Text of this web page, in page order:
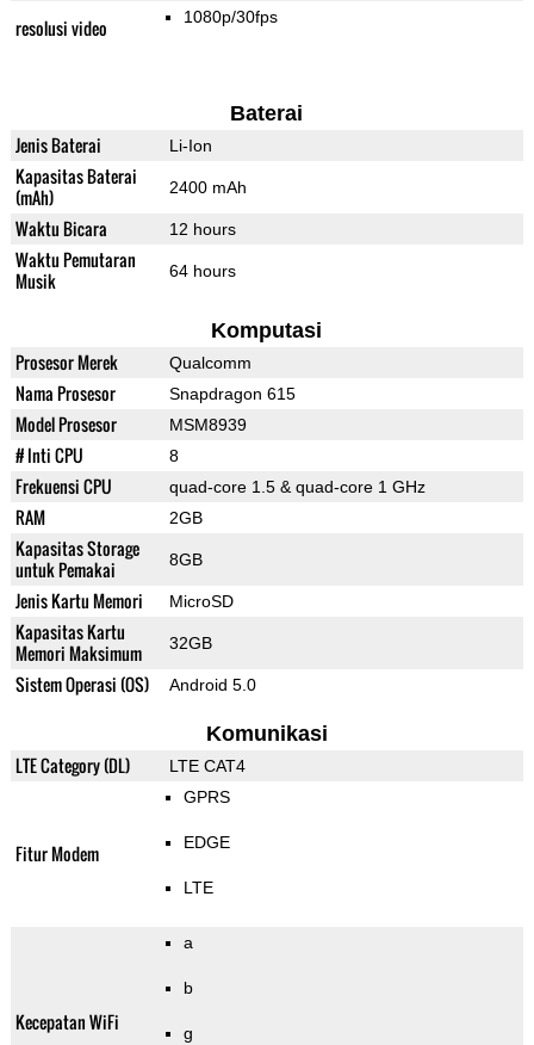
resolusi video 1080p/30fps
Baterai
Jenis Baterai Li-Ion
Kapasitas Baterai
(mAh)
2400 mAh
Waktu Bicara 12 hours
Waktu Pemutaran
Musik
64 hours
Komputasi
Prosesor Merek Qualcomm
Nama Prosesor Snapdragon 615
Model Prosesor MSM8939
# Inti CPU 8
Frekuensi CPU quad-core 1.5 & quad-core 1 GHz
RAM 2GB
Kapasitas Storage
untuk Pemakai
8GB
Jenis Kartu Memori MicroSD
Kapasitas Kartu
Memori Maksimum
32GB
Sistem Operasi (OS) Android 5.0
Komunikasi
LTE Category (DL) LTE CAT4
Fitur Modem
GPRS
EDGE
LTE
Kecepatan WiFi
a
b
g